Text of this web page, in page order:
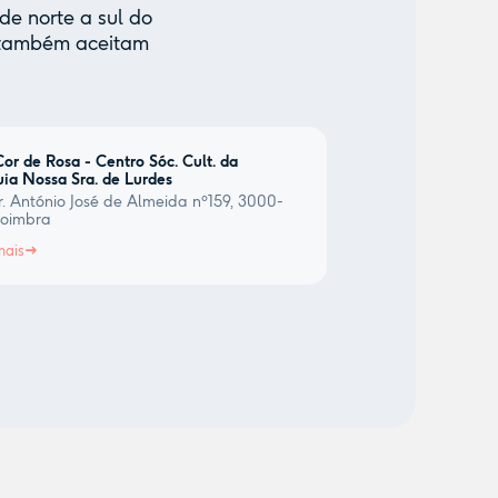
norte a sul do
aceitam
de Rosa - Centro Sóc. Cult. da
Nossa Sra. de Lurdes
António José de Almeida nº159, 3000-